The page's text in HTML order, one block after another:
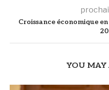
Croissance économique
YOU MAY